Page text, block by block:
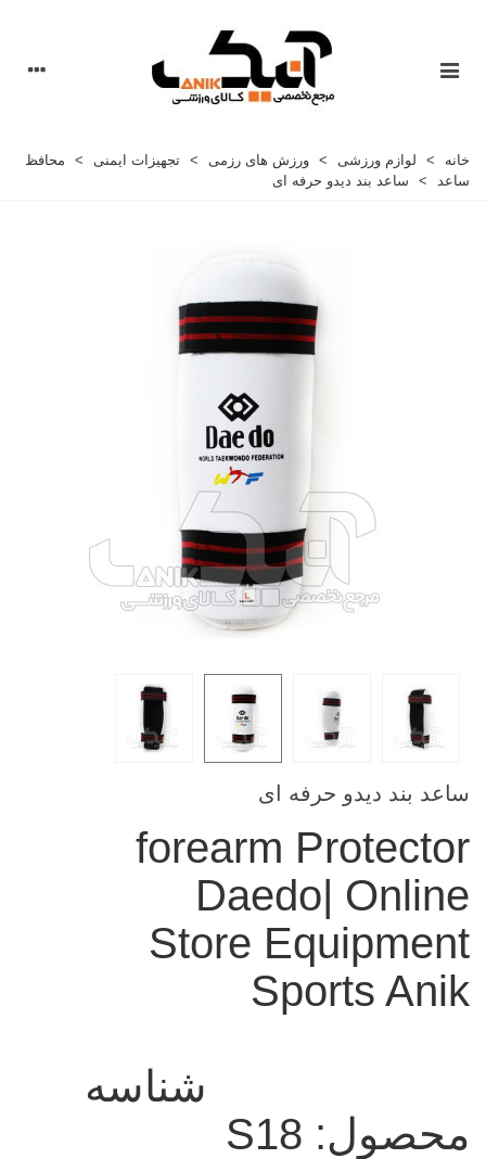
خانه > لوازم ورزشی > ورزش های رزمی > تجهیزات ایمنی >
محافظ
ساعد
> ساعد بند دیدو حرفه ای
ساعد بند دیدو حرفه ای
forearm Protector
Daedo| Online
Store Equipment
شناسه
محصول: S18